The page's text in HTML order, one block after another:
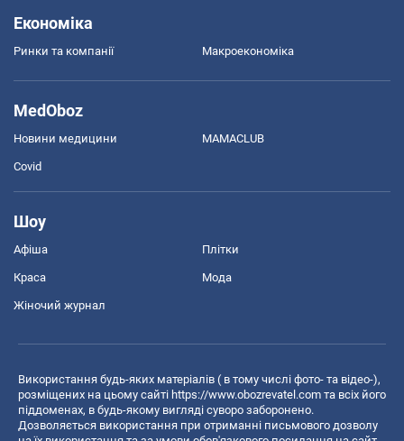
Економіка
Ринки та компанії Макроекономіка
MedOboz
Новини медицини MAMACLUB
Covid
Шоу
Афіша Плітки
Краса Мода
Жіночий журнал
Використання будь-яких матеріалів ( в тому числі фото- та відео-),
розміщених на цьому сайті https://www.obozrevatel.com та всіх його
піддоменах, в будь-якому вигляді суворо заборонено.
Дозволяється використання при отриманні письмового дозволу